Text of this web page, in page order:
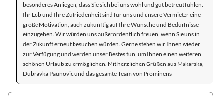
besonderes Anliegen, dass Sie sich bei uns wohl und gut betreut fühlen.
Ihr Lob und Ihre Zufriedenheit sind für uns und unsere Vermieter eine
große Motivation, auch zukünftig auf Ihre Wünsche und Bedürfnisse
einzugehen. Wir würden uns außerordentlich freuen, wenn Sie uns in
der Zukunft erneut besuchen würden. Gerne stehen wir Ihnen wieder
zur Verfügung und werden unser Bestes tun, um Ihnen einen weiteren
schönen Urlaub zu ermöglichen. Mit herzlichen Grüßen aus Makarska,
Dubravka Paunovic und das gesamte Team von Prominens